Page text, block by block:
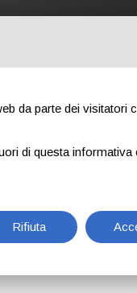
da parte dei visitatori
di questa informativa
Rifiuta